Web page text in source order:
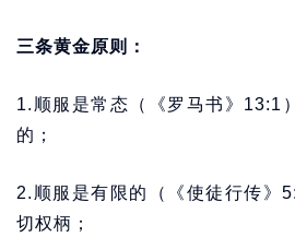
三条黄金原则：
1.顺服是常态（《罗马书》13:1
的；
2.顺服是有限的（《使徒行传》
切权柄；